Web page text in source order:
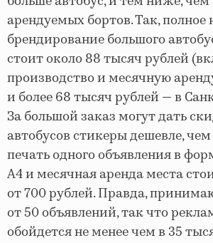
арендуемых бортов. Так,
брендирование большого
стоит около 88 тысяч рублей
производство и месячную
и более 68 тысяч рублей — в
За большой заказ могут дать
автобусов стикеры дешевле,
печать одного объявления в
A4 и месячная аренда места
от 700 рублей. Правда,
от 50 объявлений, так что
обойдется не менее чем в 35